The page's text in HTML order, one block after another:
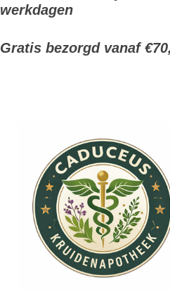
werkdagen
Gratis bezorgd vanaf